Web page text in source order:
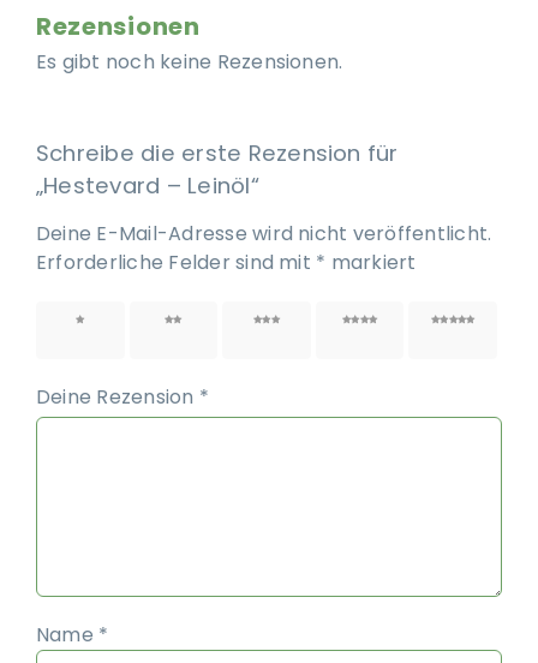
Rezensionen
Es gibt noch keine Rezensionen.
Schreibe die erste Rezension für
„Hestevard – Leinöl“
Deine E-Mail-Adresse wird nicht veröffentlicht.
Erforderliche Felder sind mit * markiert
1 von 2 von 3 von 4 von 5 von
Deine Rezension *
Name *